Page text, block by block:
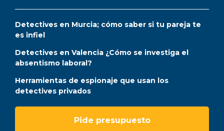
Detectives en Murcia; cómo saber si tu pareja te
es infiel
Detectives en Valencia ¿Cómo se investiga el
absentismo laboral?
Herramientas de espionaje que usan los
detectives privados
Pide presupuesto